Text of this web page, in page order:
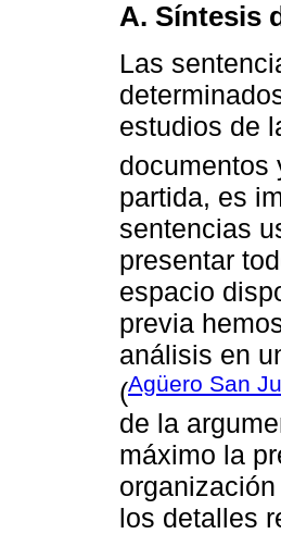
A. Síntesis
Las
estudios de
documentos
partida, es
sentencias
presentar
espacio
previa
análisis en
(Agüero San
de la
máximo la
los detalles